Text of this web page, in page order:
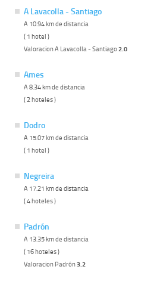
A Lavacolla - Santiago
A 10.94 km de distancia
( 1 hotel )
Valoracion A Lavacolla - Santiago2.0
Ames
A 8.34 km de distancia
( 2 hoteles )
Dodro
A 15.07 km de distancia
( 1 hotel )
Negreira
A 17.21 km de distancia
( 4 hoteles )
Padrón
A 13.35 km de distancia
( 16 hoteles )
Valoracion Padrón3.2